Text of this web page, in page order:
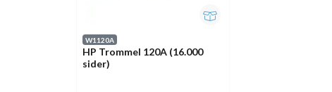
W1120A
HP Trommel 120A (16.000
sider)